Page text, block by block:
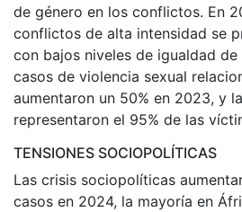
de género en los conflictos. En
conflictos de alta intensidad se
con bajos niveles de igualdad
casos de violencia sexual
aumentaron un 50% en 2023, y
representaron el 95% de las
TENSIONES SOCIOPOLÍTICAS
Las crisis sociopolíticas
casos en 2024, la mayoría en